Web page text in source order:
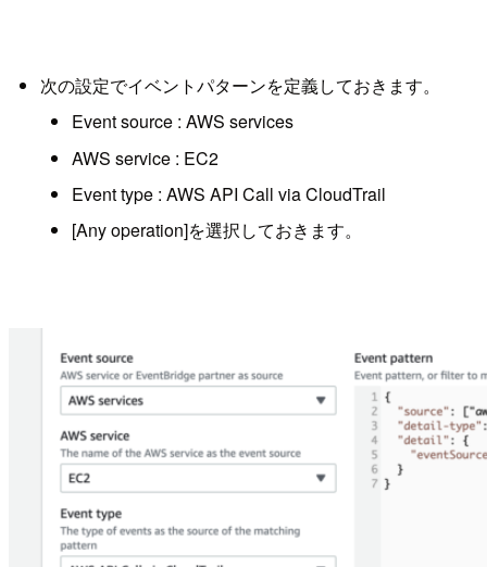
次の設定でイベントパターンを定義しておきます。
Event source : AWS services
AWS service : EC2
Event type : AWS API Call via CloudTrail
[Any operation]を選択しておきます。